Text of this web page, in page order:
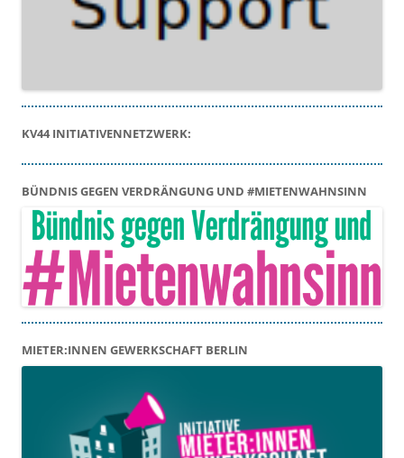
KV44 INITIATIVENNETZWERK:
BÜNDNIS GEGEN VERDRÄNGUNG UND #MIETENWAHNSINN
MIETER:INNEN GEWERKSCHAFT BERLIN